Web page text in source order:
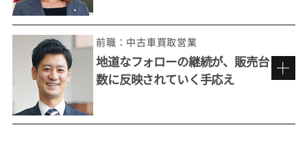
来店しやすい雰囲気づくりを心がけて。
前職：中古車買取営業
地道なフォローの継続が、販売台
数に反映されていく手応え